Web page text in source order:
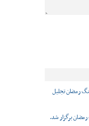
رمضان تجلیل
برگزار شد.